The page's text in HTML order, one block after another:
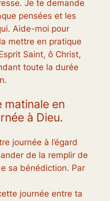
Je te demande
pensées et les
Aide-moi pour
mettre en pratique
Saint, ô Christ,
toute la durée
en
à Dieu.
journée à l’égard
de la remplir de
sa bénédiction. Par
journée entre ta